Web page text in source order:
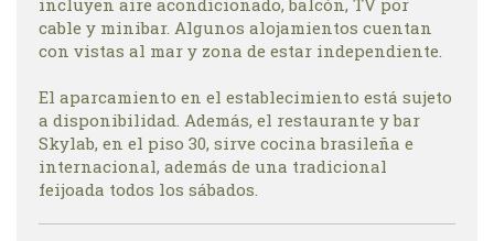
cable y minibar. Algunos alojamientos cuentan
con vistas al mar y zona de estar independiente.
El aparcamiento en el establecimiento está sujeto
a disponibilidad. Además, el restaurante y bar
Skylab, en el piso 30, sirve cocina brasileña e
internacional, además de una tradicional
feijoada todos los sábados.